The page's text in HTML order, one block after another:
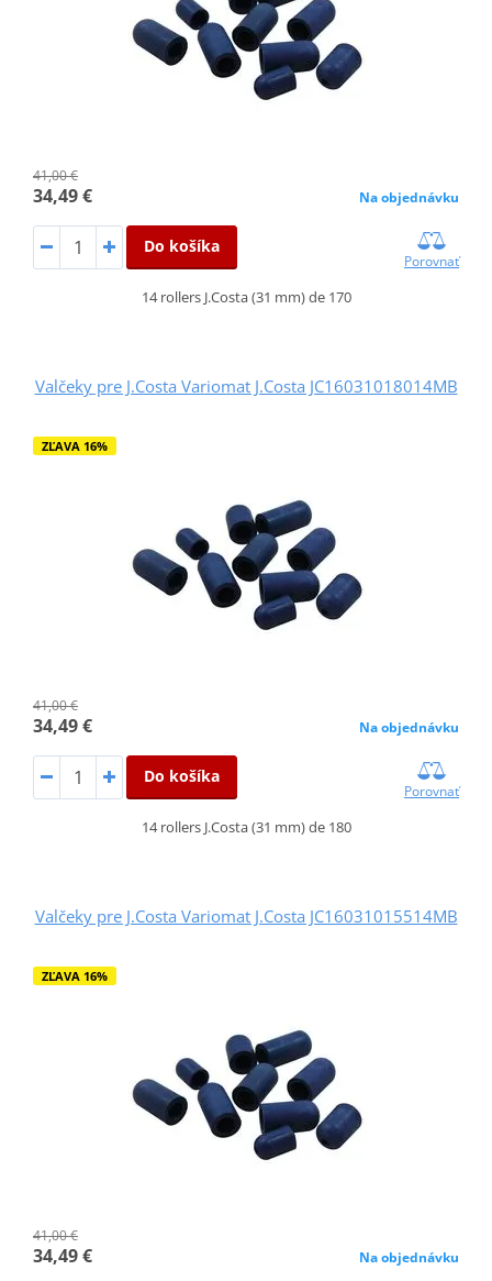
41,00 €
34,49 € Na objednávku
Do košíka
Porovnať
14 rollers J.Costa (31 mm) de 170
Valčeky pre J.Costa Variomat J.Costa JC16031018014MB
ZĽAVA 16%
41,00 €
34,49 € Na objednávku
Do košíka
Porovnať
14 rollers J.Costa (31 mm) de 180
Valčeky pre J.Costa Variomat J.Costa JC16031015514MB
ZĽAVA 16%
41,00 €
34,49 € Na objednávku